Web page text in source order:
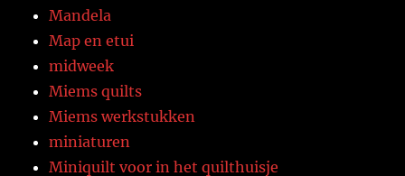
Mandela
Map en etui
midweek
Miems quilts
Miems werkstukken
miniaturen
Miniquilt voor in het quilthuisje